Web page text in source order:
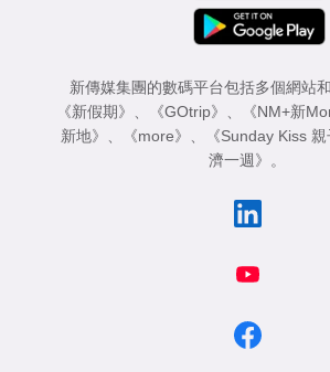
新傳媒集團的數碼平台包括多個網站
《新假期》
《GOtrip》 《NM+新
新地》
《more》 《Sunday Kiss 親
濟一週》
。